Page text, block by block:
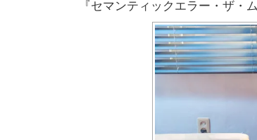
『セマンティックエラー・ザ・